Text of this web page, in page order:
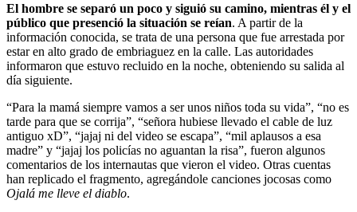
El hombre se separó un poco y siguió su camino, mientras él y el
público que presenció la situación se reían. A partir de la
información conocida, se trata de una persona que fue arrestada por
estar en alto grado de embriaguez en la calle. Las autoridades
informaron que estuvo recluido en la noche, obteniendo su salida al
día siguiente.
“Para la mamá siempre vamos a ser unos niños toda su vida”, “no es
tarde para que se corrija”, “señora hubiese llevado el cable de luz
antiguo xD”, “jajaj ni del video se escapa”, “mil aplausos a esa
madre” y “jajaj los policías no aguantan la risa”, fueron algunos
comentarios de los internautas que vieron el video. Otras cuentas
han replicado el fragmento, agregándole canciones jocosas como
Ojalá me lleve el diablo.